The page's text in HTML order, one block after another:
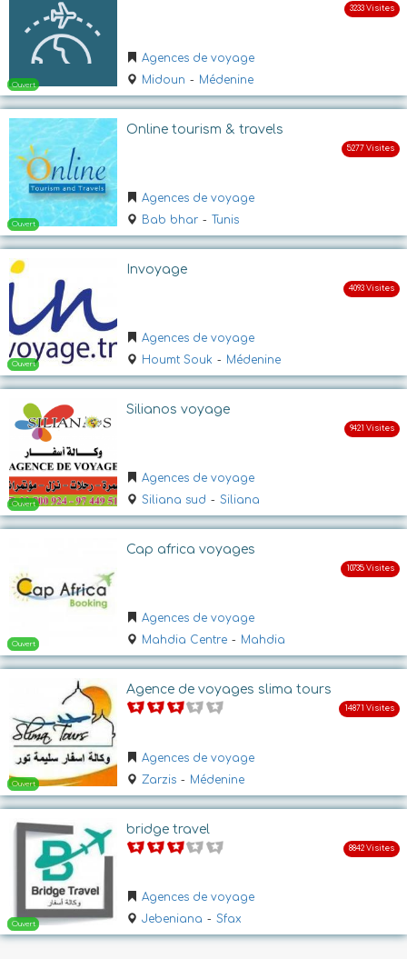
Ouvert
Ouvert
Ouvert
Ouvert
Agences de voyage
Midoun - Médenine
Online tourism & travels
Agences de voyage
Bab bhar - Tunis
Invoyage
Agences de voyage
Houmt Souk - Médenine
Silianos voyage
Agences de voyage
Siliana sud - Siliana
Cap africa voyages
Agences de voyage
Mahdia Centre - Mahdia
Agence de voyages slima tours
Agences de voyage
Zarzis - Médenine
bridge travel
Agences de voyage
Jebeniana - Sfax